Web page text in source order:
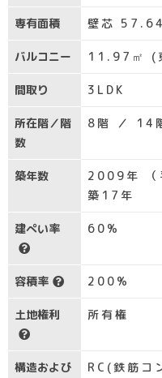
専有面積 壁芯
バルコニー 11.97㎡ (
間取り 3LDK
所在階／階
数
8階 ／ 14
築年数
2009年 （
築17年
建ぺい率 60%
容積率 200%
土地権利 所有権
構造および
RC(鉄筋コ